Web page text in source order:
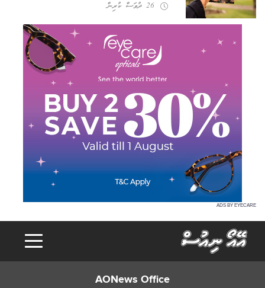
26 ދުވަސް ކުރިން
ADS BY EYECARE
AONews Office